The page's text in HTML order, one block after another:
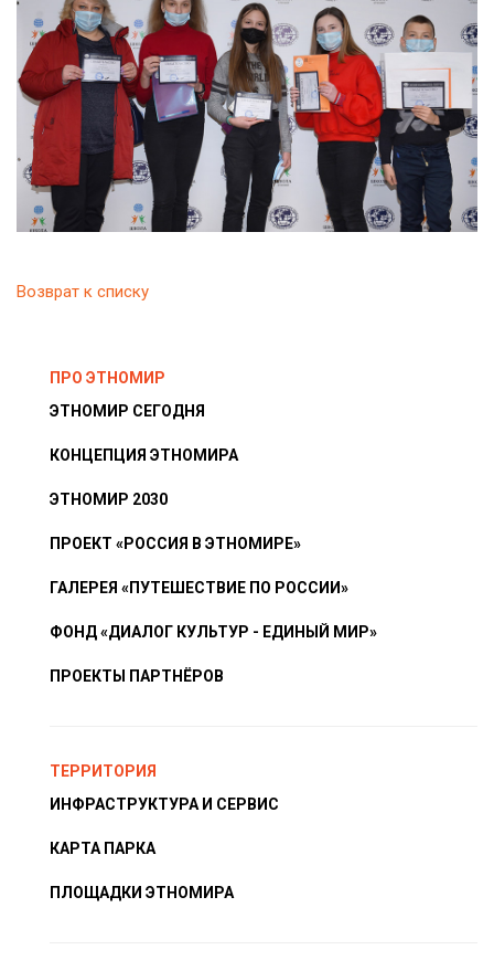
Возврат к списку
ПРО ЭТНОМИР
ЭТНОМИР СЕГОДНЯ
КОНЦЕПЦИЯ ЭТНОМИРА
ЭТНОМИР 2030
ПРОЕКТ «РОССИЯ В ЭТНОМИРЕ»
ГАЛЕРЕЯ «ПУТЕШЕСТВИЕ ПО РОССИИ»
ФОНД «ДИАЛОГ КУЛЬТУР - ЕДИНЫЙ МИР»
ПРОЕКТЫ ПАРТНЁРОВ
ТЕРРИТОРИЯ
ИНФРАСТРУКТУРА И СЕРВИС
КАРТА ПАРКА
ПЛОЩАДКИ ЭТНОМИРА